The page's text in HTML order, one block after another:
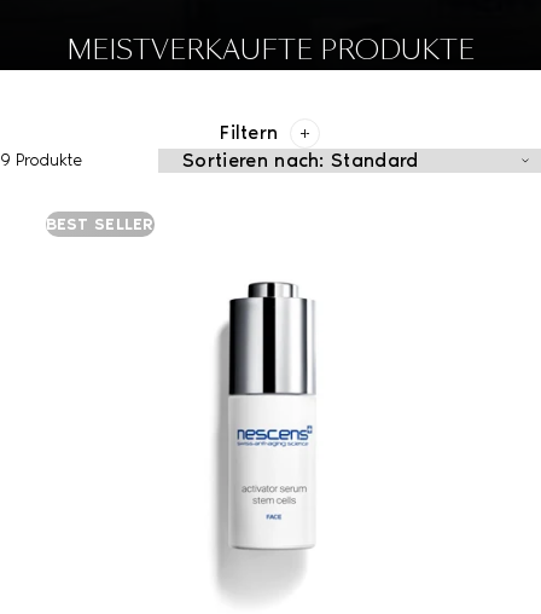
MEISTVERKAUFTE PRODUKTE
Filtern
9 Produkte
BEST SELLER